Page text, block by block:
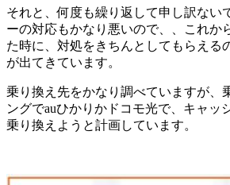
それと、何度も繰り返して申し訳ない
ーの対応もかなり悪いので、、これか
た時に、対処をきちんとしてもらえる
が出てきています。
乗り換え先をかなり調べていますが、
ングでauひかりかドコモ光で、キャッ
乗り換えようと計画しています。